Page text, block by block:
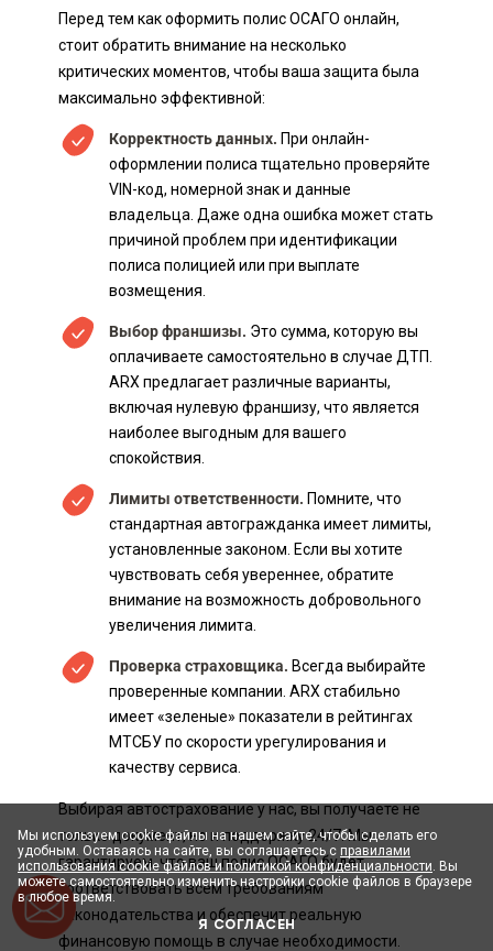
Перед тем как оформить полис ОСАГО онлайн,
стоит обратить внимание на несколько
критических моментов, чтобы ваша защита была
максимально эффективной:
Корректность данных. При онлайн-
оформлении полиса тщательно проверяйте
VIN-код, номерной знак и данные
владельца. Даже одна ошибка может стать
причиной проблем при идентификации
полиса полицией или при выплате
возмещения.
Выбор франшизы. Это сумма, которую вы
оплачиваете самостоятельно в случае ДТП.
ARX предлагает различные варианты,
включая нулевую франшизу, что является
наиболее выгодным для вашего
спокойствия.
Лимиты ответственности. Помните, что
стандартная автогражданка имеет лимиты,
установленные законом. Если вы хотите
чувствовать себя увереннее, обратите
внимание на возможность добровольного
увеличения лимита.
Проверка страховщика. Всегда выбирайте
проверенные компании. ARX стабильно
имеет «зеленые» показатели в рейтингах
МТСБУ по скорости урегулирования и
качеству сервиса.
Выбирая автострахование у нас, вы получаете не
только документ, но и поддержку 24/7. Мы
гарантируем, что ваш полис ОСАГО будет
соответствовать всем требованиям
законодательства и обеспечит реальную
финансовую помощь в случае необходимости.
Мы используем cookie файлы на нашем сайте, чтобы сделать его
удобным. Оставаясь на сайте, вы соглашаетесь с правилами
использования cookie файлов и политикой конфиденциальности. Вы
можете самостоятельно изменить настройки cookie файлов в браузере
в любое время.
Я СОГЛАСЕН